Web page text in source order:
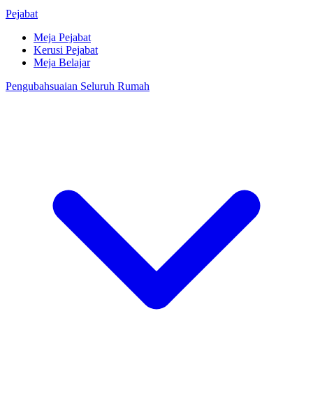
Pejabat
Meja Pejabat
Kerusi Pejabat
Meja Belajar
Pengubahsuaian Seluruh Rumah